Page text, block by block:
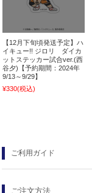
【12月下旬頃発送予定】ハ
イキュー!! ジロリ ダイカ
ットステッカー試合ver.(西
谷夕)【予約期間：2024年
9/13～9/29】
¥330(税込)
ご利用ガイド
ご注文方法